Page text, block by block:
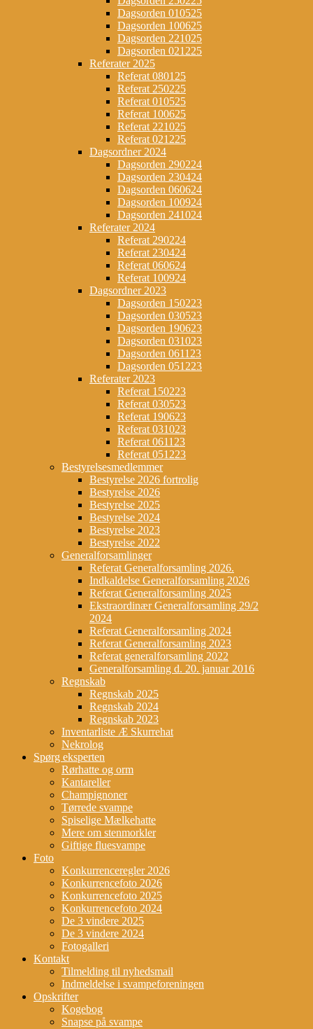
Dagsorden 010525
Dagsorden 100625
Dagsorden 221025
Dagsorden 021225
Referater 2025
Referat 080125
Referat 250225
Referat 010525
Referat 100625
Referat 221025
Referat 021225
Dagsordner 2024
Dagsorden 290224
Dagsorden 230424
Dagsorden 060624
Dagsorden 100924
Dagsorden 241024
Referater 2024
Referat 290224
Referat 230424
Referat 060624
Referat 100924
Dagsordner 2023
Dagsorden 150223
Dagsorden 030523
Dagsorden 190623
Dagsorden 031023
Dagsorden 061123
Dagsorden 051223
Referater 2023
Referat 150223
Referat 030523
Referat 190623
Referat 031023
Referat 061123
Referat 051223
Bestyrelsesmedlemmer
Bestyrelse 2026 fortrolig
Bestyrelse 2026
Bestyrelse 2025
Bestyrelse 2024
Bestyrelse 2023
Bestyrelse 2022
Generalforsamlinger
Referat Generalforsamling 2026.
Indkaldelse Generalforsamling 2026
Referat Generalforsamling 2025
Ekstraordinær Generalforsamling 29/2
2024
Referat Generalforsamling 2024
Referat Generalforsamling 2023
Referat generalforsamling 2022
Generalforsamling d. 20. januar 2016
Regnskab
Regnskab 2025
Regnskab 2024
Regnskab 2023
Inventarliste Æ Skurrehat
Nekrolog
Spørg eksperten
Rørhatte og orm
Kantareller
Champignoner
Tørrede svampe
Spiselige Mælkehatte
Mere om stenmorkler
Giftige fluesvampe
Foto
Konkurrenceregler 2026
Konkurrencefoto 2026
Konkurrencefoto 2025
Konkurrencefoto 2024
De 3 vindere 2025
De 3 vindere 2024
Fotogalleri
Kontakt
Tilmelding til nyhedsmail
Indmeldelse i svampeforeningen
Opskrifter
Kogebog
Snapse på svampe